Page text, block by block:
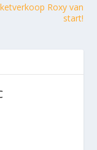
Roxy van
start!